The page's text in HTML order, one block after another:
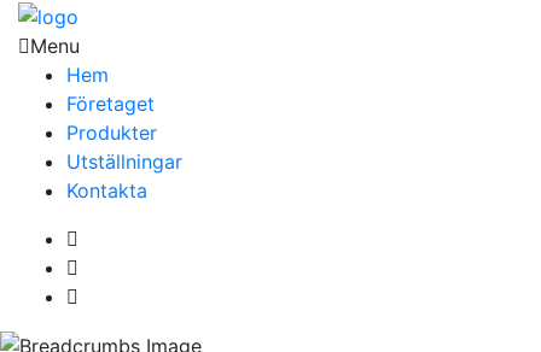
Menu
Hem
Företaget
Produkter
Utställningar
Kontakta